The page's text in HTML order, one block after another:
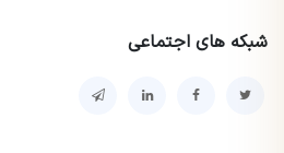
شبکه های اجتماعی